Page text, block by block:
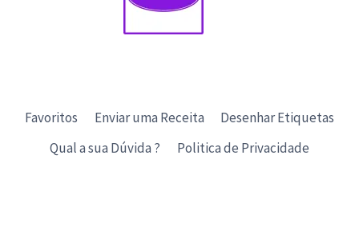
Favoritos Enviar uma Receita
Desenhar Etiquetas
Qual a sua Dúvida ?
Politica de Privacidade